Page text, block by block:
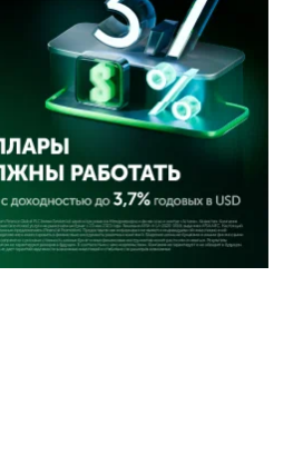
уголовное дело
3022 11 88
🐏 Скота больше, а мясо
дороже. Почему в
Казахстане продолжают
расти цены на баранину и
конину
2707 5 18
⚠️ Доброе утро, друзья!